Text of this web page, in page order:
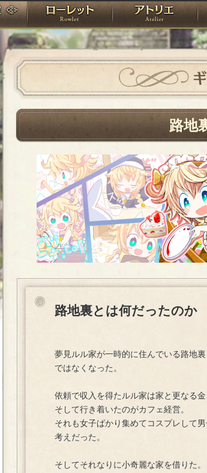
PandoraPartyProject
神殿 ローレット
路地
路地裏とは何だったのか
夢見ルル家が一時的に住んでいる路地裏
ではなくなった。
依頼で収入を得たルル家は家と更なる金
そして行き着いたのがカフェ経営。
それも女子ばかり集めてコスプレして
考えだった。
そしてそれなりに小奇麗な家を借りた。